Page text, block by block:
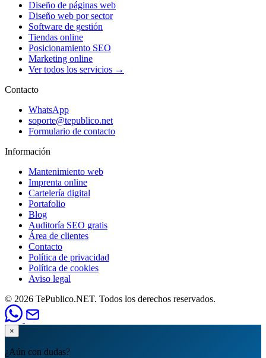
Diseño de páginas web
Diseño web por sector
Software de gestión
Tiendas online
Posicionamiento SEO
Marketing online
Ver todos los servicios →
Contacto
WhatsApp
soporte@tepublico.net
Formulario de contacto
Información
Mantenimiento web
Imprenta online
Cartelería digital
Portafolio
Blog
Auditoría SEO gratis
Área de clientes
Contacto
Política de privacidad
Política de cookies
Aviso legal
© 2026 TePublico.NET. Todos los derechos reservados.
×
¿Aún con dudas?